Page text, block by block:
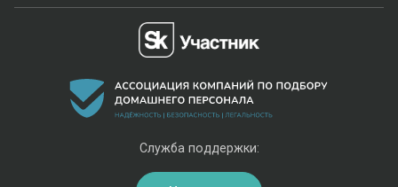
Служба поддержки: